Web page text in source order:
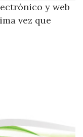
y web
vez que